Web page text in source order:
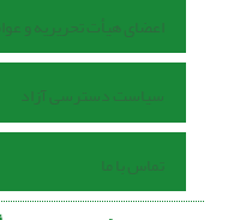
اعضای هیأت تحریریه و
سیاست دسترسی آزاد
تماس با ما